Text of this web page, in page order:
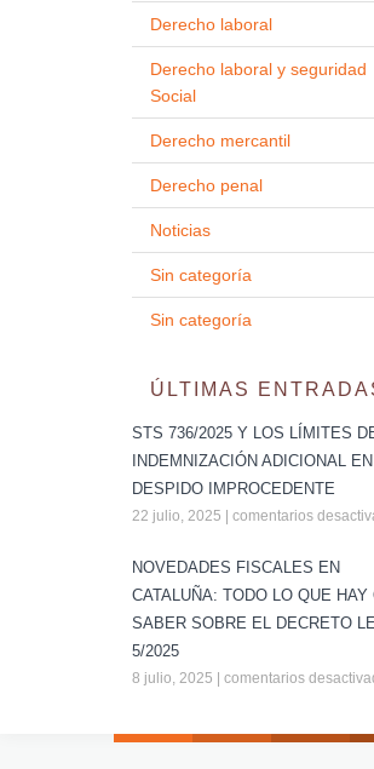
Derecho laboral
Derecho laboral y seguridad
Social
Derecho mercantil
Derecho penal
Noticias
Sin categoría
Sin categoría
ÚLTIMAS
STS 736/2025 Y LOS LÍMITES
INDEMNIZACIÓN ADICIONAL
DESPIDO IMPROCEDENTE
22 julio, 2025 comentarios
NOVEDADES FISCALES EN
CATALUÑA: TODO LO QUE HAY
SABER SOBRE EL DECRETO
5/2025
8 julio, 2025 comentarios